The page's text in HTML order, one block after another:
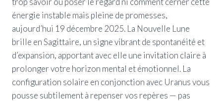
énergie instable mais pleine de promesses,
aujourd’hui 19 décembre 2025. La Nouvelle Lune
brille en Sagittaire, un signe vibrant de spontanéité et
d’expansion, apportant avec elle une invitation claire à
prolonger votre horizon mental et émotionnel. La
configuration solaire en conjonction avec Uranus vous
pousse subtilement à repenser vos repères — pas